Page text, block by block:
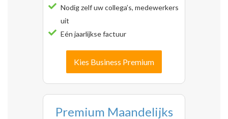
Nodig zelf uw collega’s, medewerkers
uit
Eén jaarlijkse factuur
Kies Business Premium
Premium Maandelijks